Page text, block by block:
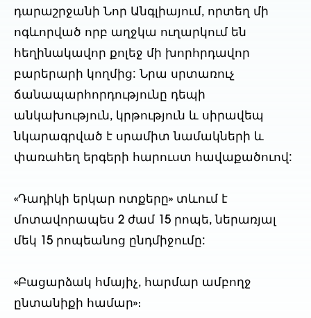
դարաշրջանի Նոր Անգլիայում, որտեղ մի
ոգևորված որբ աղջկա ուղարկում են
հեղինակավոր քոլեջ մի խորհրդավոր
բարերարի կողմից: Նրա սրտառուչ
ճանապարհորդությունը դեպի
անկախություն, կրթություն և սիրավեպ
նկարագրված է սրամիտ նամակների և
փառահեղ երգերի հարուստ հավաքածուով:
«Դադիկի երկար ոտքերը» տևում է
մոտավորապես 2 ժամ 15 րոպե, ներառյալ
մեկ 15 րոպեանոց ընդմիջումը:
«Բացարձակ հմայիչ, հարմար ամբողջ
ընտանիքի համար»։